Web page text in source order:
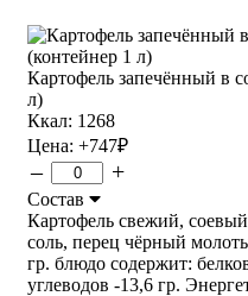
Картофель запечённый в
л)
Ккал: 1268
Цена: +747₽
– +
Состав
Картофель свежий, соевый
соль, перец чёрный
гр. блюдо содержит:
углеводов -13,6 гр.